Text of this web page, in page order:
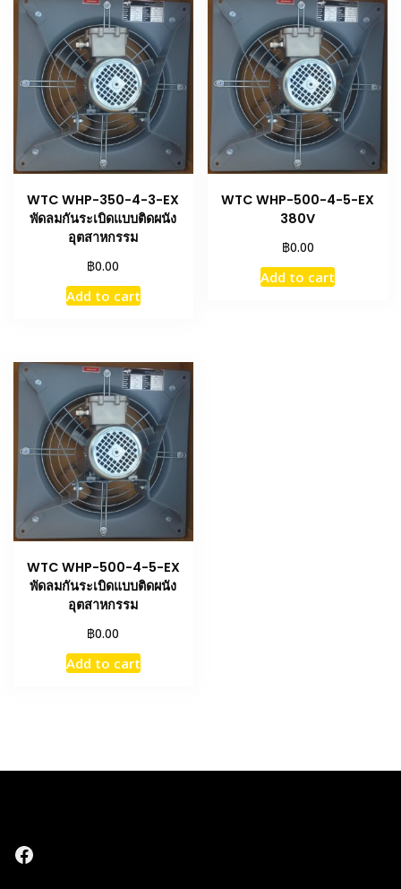
WTC WHP-350-4-3-EX
พัดลมกันระเบิดแบบติดผนัง
อุตสาหกรรม
฿0.00
Add to cart
WTC WHP-500-4-5-EX
380V
฿0.00
Add to cart
WTC WHP-500-4-5-EX
พัดลมกันระเบิดแบบติดผนัง
อุตสาหกรรม
฿0.00
Add to cart
Facebook